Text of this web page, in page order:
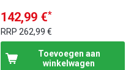
142,99 €*
RRP262,99 €
Toevoegen aan
winkelwagen